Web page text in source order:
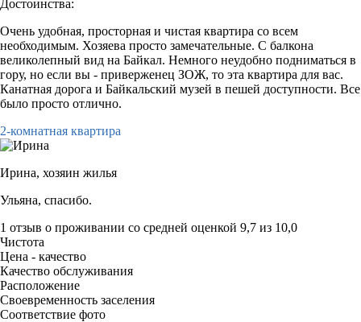
Достоинства:
Очень удобная, просторная и чистая квартира со всем
необходимым. Хозяева просто замечательные. С балкона
великолепный вид на Байкал. Немного неудобно подниматься в
гору, но если вы - приверженец ЗОЖ, то эта квартира для вас.
Канатная дорога и Байкальский музей в пешей доступности. Все
было просто отлично.
2-комнатная квартира
Ирина, хозяин жилья
Ульяна, спасибо.
1 отзыв о проживании со средней оценкой 9,7 из 10,0
Чистота
Цена - качество
Качество обслуживания
Расположение
Своевременность заселения
Соответствие фото